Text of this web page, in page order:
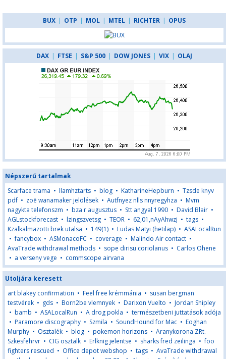
BUX | OTP | MOL | MTEL | RICHTER | OPUS
DAX | FTSE | S&P 500 | DOW JONES | VIX | OLAJ
Népszerű tartalmak
Scarface trama • llamhztarts • blog • KatharineHepburn • Tzsde knyv
pdf • zoë wanamaker jelölések • Autfnyez nlls nnyregyhza • Mvm
nagykta telefonszm • bza r augusztus • Stt angyal 1990 • David Blair •
AGLstockforecast • lzingszvetsg • TEOR • 62,01,nAyAhwzj • tags •
Kzalkalmazotti brek utalsa • 149(1) • Ludas Matyi (hetilap) • ASALocalRun
•fancybox • ASMonacoFC • coverage • Malindo Air contact •
AvaTrade withdrawal methods • sope dirisu coriolanus • Carlos Ohene
• a verseny vege • commscope airvana
Utoljára keresett
art blakey confirmation • Feel free krémmánia • susan bergman
testvérek • gds • Born2be vlemnyek • Darixon Vuelto • Jordan Shipley
• bamb • ASALocalRun • A drog pokla • természetbeni juttatások adója
• Paramore discography • Szmila • SoundHound for Mac • Eoghan
Murphy • Osztalék • blog • pokemon horizons • Aranykorona ZRt.
Szkesfehrvr • CIG osztalk • Erlknig jelentse • sharks fred zeilinga •foo
fighters rescued • Office depot webshop • tags • AvaTrade withdrawal